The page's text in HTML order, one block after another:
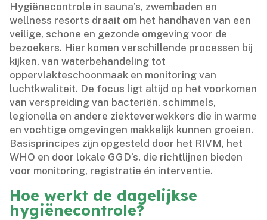
Hygiënecontrole in sauna’s, zwembaden en
wellness resorts draait om het handhaven van een
veilige, schone en gezonde omgeving voor de
bezoekers.​ Hier komen verschillende processen bij
kijken, van waterbehandeling tot
oppervlakteschoonmaak en monitoring van
luchtkwaliteit.​ De focus ligt altijd op het voorkomen
van verspreiding van bacteriën, schimmels,
legionella en andere ziekteverwekkers die in warme
en vochtige omgevingen makkelijk kunnen groeien.​
Basisprincipes zijn opgesteld door het RIVM, het
WHO en door lokale GGD’s, die richtlijnen bieden
voor monitoring, registratie én interventie.​
Hoe werkt de dagelijkse
hygiënecontrole?